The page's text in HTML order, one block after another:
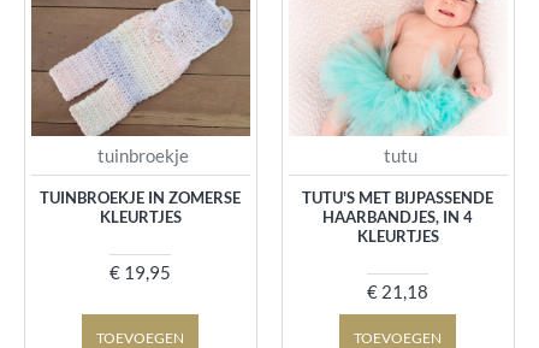
tuinbroekje
TUINBROEKJE IN ZOMERSE
KLEURTJES
€ 19,95
TOEVOEGEN
tutu
TUTU'S MET BIJPASSENDE
HAARBANDJES, IN 4
KLEURTJES
€ 21,18
TOEVOEGEN